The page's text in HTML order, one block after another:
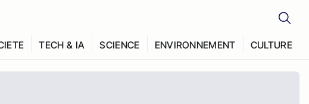
TECH & IA SCIENCE ENVIRONNEMENT CULTURE